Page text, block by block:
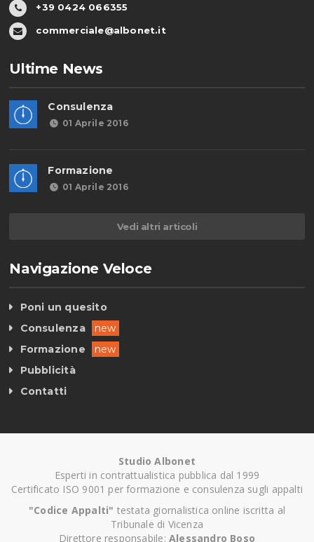
+39 0424 066355
commerciale@albonet.it
Ultime News
Consulenza
01 Aprile 2016
Formazione
01 Aprile 2016
Vedi altri articoli
Navigazione Veloce
Poni un quesito
Consulenza
new
Formazione
new
Pubblicità
Contatti
Studio Albonet
Esperti in contrattualistica pubblica dal 1999
Certificato ISO 9001 per formazione e consulenza sugli appalti
"Codice Appalti" testata giornalistica online iscritta al
Tribunale di Vicenza
Direttore responsabile: Alessandro Boso